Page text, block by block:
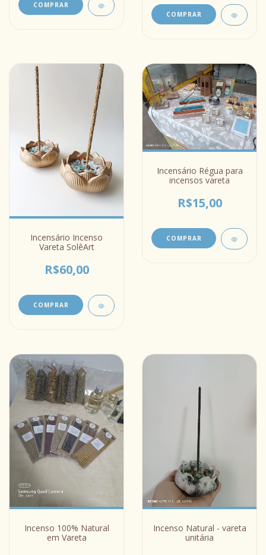
COMPRAR
COMPRAR
Incensário Incenso
Vareta SolêArt
R$60,00
COMPRAR
Incensário Régua para
incensos vareta
R$15,00
COMPRAR
Incenso 100% Natural
em Vareta
Incenso Natural - vareta
unitária